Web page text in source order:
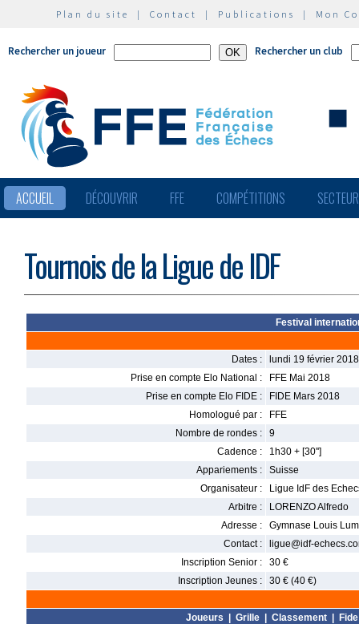
Plan du site | Contact | Publications | Mon
Rechercher un joueur Rechercher un club
ACCUEIL DÉCOUVRIR FFE COMPÉTITIONS
Tournois de la Ligue de IDF
Festival
Dates :
lundi 19 février
Prise en compte Elo National :
FFE Mai 2018
Prise en compte Elo FIDE :
FIDE Mars 2018
Homologué par :
FFE
Nombre de rondes :
9
Cadence :
1h30 + [30'']
Appariements :
Suisse
Organisateur :
Ligue IdF des
Arbitre :
LORENZO Alfredo
Adresse :
Gymnase Louis
Contact :
ligue@idf-
Inscription Senior :
30 €
Inscription Jeunes :
30 € (40 €)
Joueurs Grille Classement Fide